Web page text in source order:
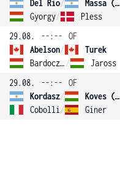
Del Rio/
Massa (3)
Gyorgy/ Pless
29.08.
--:--
OF
Abelson/
Turek
Bardoczky / Jaross
29.08.
--:--
OF
Kordasz/
Koves (2)
Cobolli / Giner